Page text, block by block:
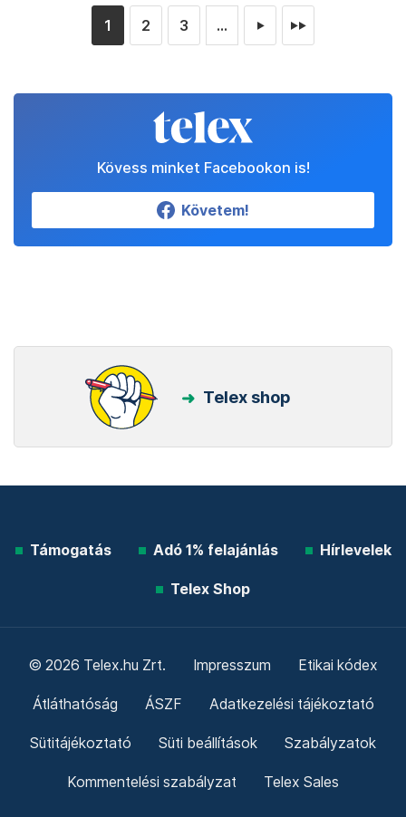
1 2 3 ... ► ►►
Kövess minket Facebookon is!
Követem!
Telex shop
Támogatás Adó 1% felajánlás Hírlevelek
Telex Shop
© 2026 Telex.hu Zrt. Impresszum Etikai kódex
Átláthatóság ÁSZF Adatkezelési tájékoztató
Sütitájékoztató Süti beállítások Szabályzatok
Kommentelési szabályzat Telex Sales